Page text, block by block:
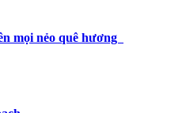
mọi nẻo quê hương